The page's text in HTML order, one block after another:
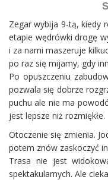
Zegar wybija 9-tą, kiedy
etapie wędrówki drogę
i za nami maszeruje
po raz się mijamy, gdy
Po opuszczeniu
pozwala się dobrze
puchu ale nie ma
jest lepsze niż rozmiękłe.
Otoczenie się zmienia.
potem znów zaskoczyć
Trasa nie jest
spektakularnych. Ale